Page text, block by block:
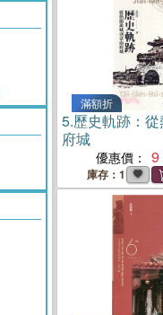
滿額折
5.歷史軌跡：
府城
優惠價： 9
庫存：1